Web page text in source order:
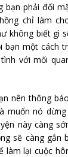
bạn phải đối
chỉ làm
không biết gì
bạn một cách
với mối
nên thông
muốn nó
này càng
sẽ càng gắn
làm lại cuộc